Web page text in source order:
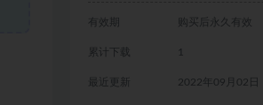
有效期 购买后永久有效
累计下载 1
最近更新 2022年09月02日